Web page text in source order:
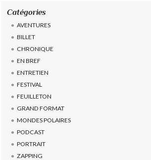
Catégories
AVENTURES
BILLET
CHRONIQUE
EN BREF
ENTRETIEN
FESTIVAL
FEUILLETON
GRAND FORMAT
MONDES POLAIRES
PODCAST
PORTRAIT
ZAPPING